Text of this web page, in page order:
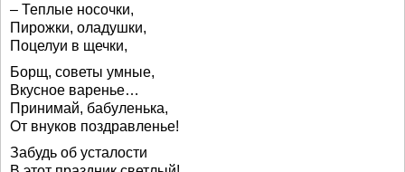
– Теплые носочки,
Пирожки, оладушки,
Поцелуи в щечки,
Борщ, советы умные,
Вкусное варенье…
Принимай, бабуленька,
От внуков поздравленье!
Забудь об усталости